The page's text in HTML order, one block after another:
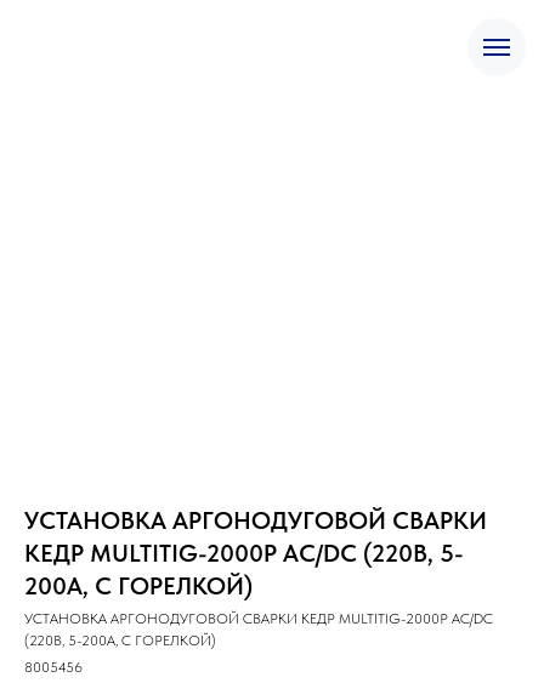
УСТАНОВКА АРГОНОДУГОВОЙ СВАРКИ
КЕДР MULTITIG-2000P AC/DC (220В, 5-
200А, С ГОРЕЛКОЙ)
УСТАНОВКА АРГОНОДУГОВОЙ СВАРКИ КЕДР MULTITIG-2000P AC/DC
(220В, 5-200А, С ГОРЕЛКОЙ)
8005456